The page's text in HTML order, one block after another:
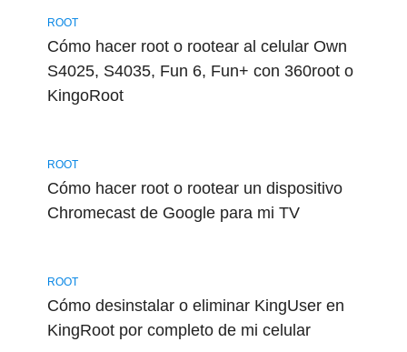
ROOT
Cómo hacer root o rootear al celular Own
S4025, S4035, Fun 6, Fun+ con 360root o
KingoRoot
ROOT
Cómo hacer root o rootear un dispositivo
Chromecast de Google para mi TV
ROOT
Cómo desinstalar o eliminar KingUser en
KingRoot por completo de mi celular